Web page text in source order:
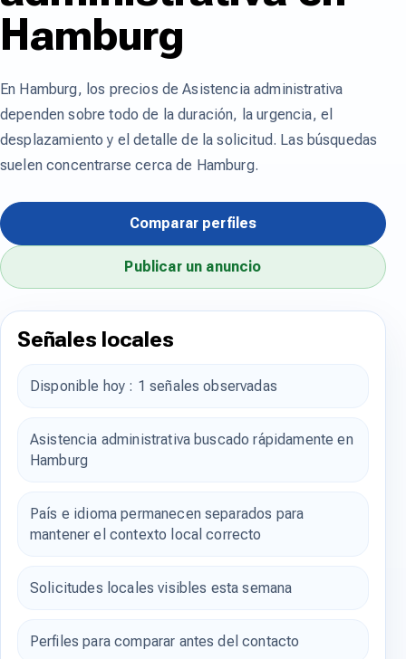
Hamburg
En Hamburg, los precios de Asistencia administrativa
dependen sobre todo de la duración, la urgencia, el
desplazamiento y el detalle de la solicitud. Las búsquedas
suelen concentrarse cerca de Hamburg.
Comparar perfiles
Publicar un anuncio
Señales locales
Disponible hoy : 1 señales observadas
Asistencia administrativa buscado rápidamente en
Hamburg
País e idioma permanecen separados para
mantener el contexto local correcto
Solicitudes locales visibles esta semana
Perfiles para comparar antes del contacto